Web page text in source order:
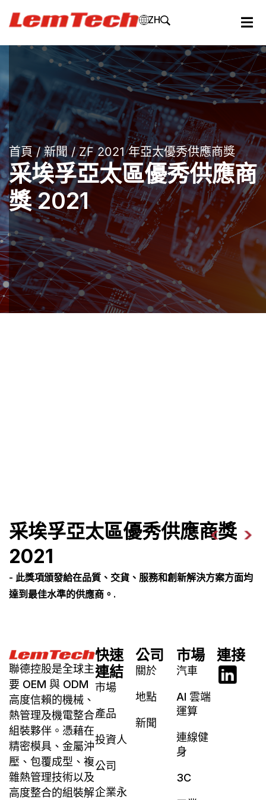
ZH
首頁/新聞/ ZF 2021 年亞太優秀供應商獎
采埃孚亞太區優秀供應商
獎 2021
采埃孚亞太區優秀供應商獎
2021
- 此獎項頒發給在品質、交貨、服務和創新解決方案方面均
達到最佳水準的供應商。.
聯德控股是全球主
要 OEM 與 ODM
高度信賴的機械、
熱管理及機電整合
組裝夥伴。憑藉在
精密模具、金屬沖
壓、包覆成型、複
雜熱管理技術以及
高度整合的組裝解
快速
連結
市場
產品
投資人
公司
企業永
公司
關於
地點
新聞
市場
汽車
AI 雲端
運算
連線健
身
3C
連接